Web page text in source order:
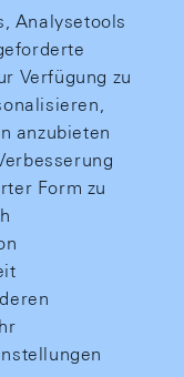
Analysetools
Verfügung zu
anzubieten
Form zu